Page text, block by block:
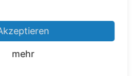
Bedarf, entwickeln ein
und zuverlässig.
mehr